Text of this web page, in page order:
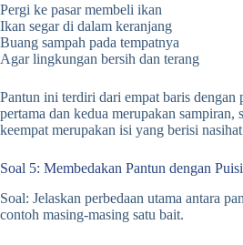
Pergi ke pasar membeli ikan
Ikan segar di dalam keranjang
Buang sampah pada tempatnya
Agar lingkungan bersih dan terang
Pantun ini terdiri dari empat baris dengan
pertama dan kedua merupakan sampiran,
keempat merupakan isi yang berisi
Soal 5: Membedakan Pantun dengan
Soal: Jelaskan perbedaan utama antara
contoh masing-masing satu bait.